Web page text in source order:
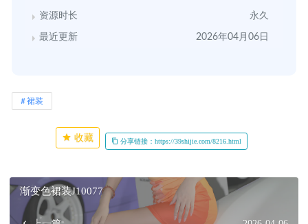
资源时长 永久
最近更新 2026年04月06日
裙装
收藏 分享链接：https://39shijie.com/8216.html
渐变色裙装J10077